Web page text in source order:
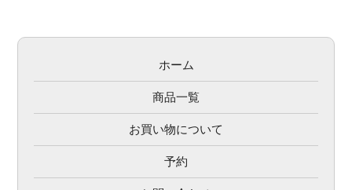
ホーム
商品一覧
お買い物について
予約